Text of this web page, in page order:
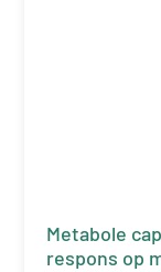
Metabole
respons op